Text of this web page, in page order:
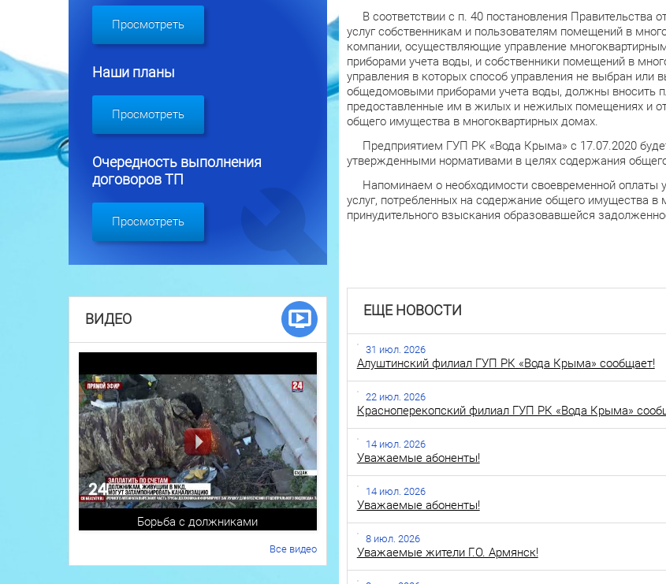
В соответствии с п. 40 постановления Правительства
услуг собственникам и пользователям помещений в
компании, осуществляющие управление
приборами учета воды, и собственники помещений в
управления в которых способ управления не выбран или
общедомовыми приборами учета воды, должны вносить
предоставленные им в жилых и нежилых помещениях и
общего имущества в многоквартирных домах.
Предприятием ГУП РК «Вода Крыма» с 17.07.2020
утвержденными нормативами в целях содержания
Напоминаем о необходимости своевременной оплаты
услуг, потребленных на содержание общего имущества
принудительного взыскания образовавшейся
ЕЩЕ НОВОСТИ
31 июл. 2026
Алуштинский филиал ГУП РК «Вода Крыма» сообщает!
22 июл. 2026
Красноперекопский филиал ГУП РК «Вода Крыма»
14 июл. 2026
Уважаемые абоненты!
14 июл. 2026
Уважаемые абоненты!
8 июл. 2026
Уважаемые жители Г.О. Армянск!
Просмотреть
Наши планы
Просмотреть
Очередность выполнения
договоров ТП
Просмотреть
ВИДЕО
Борьба с должниками
Все видео